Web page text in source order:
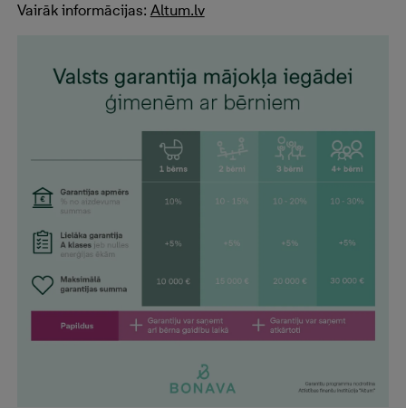
Vairāk informācijas: Altum.lv